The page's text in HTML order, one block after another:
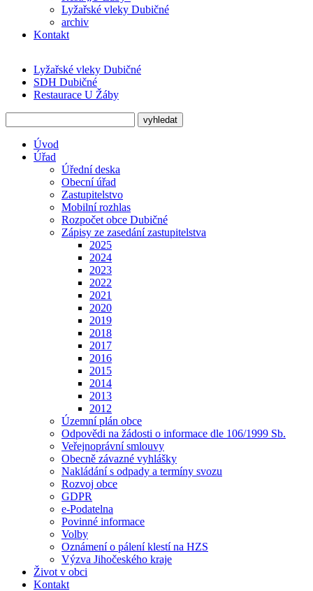
Lyžařské vleky Dubičné
archiv
Kontakt
Lyžařské vleky Dubičné
SDH Dubičné
Restaurace U Žáby
Úvod
Úřad
Úřední deska
Obecní úřad
Zastupitelstvo
Mobilní rozhlas
Rozpočet obce Dubičné
Zápisy ze zasedání zastupitelstva
2025
2024
2023
2022
2021
2020
2019
2018
2017
2016
2015
2014
2013
2012
Územní plán obce
Odpovědi na žádosti o informace dle 106/1999 Sb.
Veřejnoprávní smlouvy
Obecně závazné vyhlášky
Nakládání s odpady a termíny svozu
Rozvoj obce
GDPR
e-Podatelna
Povinné informace
Volby
Oznámení o pálení klestí na HZS
Výzva Jihočeského kraje
Život v obci
Kontakt